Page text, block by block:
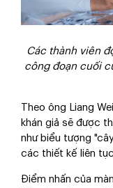
Các thành viên
công đoạn cuối
Theo ông Liang
khán giả sẽ được
như biểu tượng
các thiết kế liên
Điểm nhấn của